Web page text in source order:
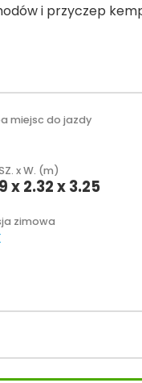
i przyczep
miejsc do jazdy
x W. (m)
x 2.32 x 3.25
zimowa